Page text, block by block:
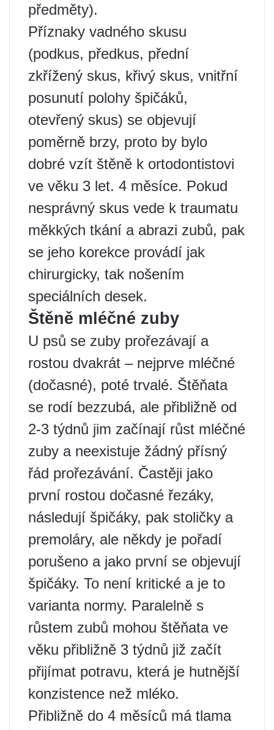
předměty).
Příznaky vadného skusu
(podkus, předkus, přední
zkřížený skus, křivý skus, vnitřní
posunutí polohy špičáků,
otevřený skus) se objevují
poměrně brzy, proto by bylo
dobré vzít štěně k ortodontistovi
ve věku 3 let. 4 měsíce. Pokud
nesprávný skus vede k traumatu
měkkých tkání a abrazi zubů, pak
se jeho korekce provádí jak
chirurgicky, tak nošením
speciálních desek.
Štěně mléčné zuby
U psů se zuby prořezávají a
rostou dvakrát – nejprve mléčné
(dočasné), poté trvalé. Štěňata
se rodí bezzubá, ale přibližně od
2-3 týdnů jim začínají růst mléčné
zuby a neexistuje žádný přísný
řád prořezávání. Častěji jako
první rostou dočasné řezáky,
následují špičáky, pak stoličky a
premoláry, ale někdy je pořadí
porušeno a jako první se objevují
špičáky. To není kritické a je to
varianta normy. Paralelně s
růstem zubů mohou štěňata ve
věku přibližně 3 týdnů již začít
přijímat potravu, která je hutnější
konzistence než mléko.
Přibližně do 4 měsíců má tlama